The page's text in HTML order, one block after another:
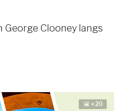
George Clooney langs
+20